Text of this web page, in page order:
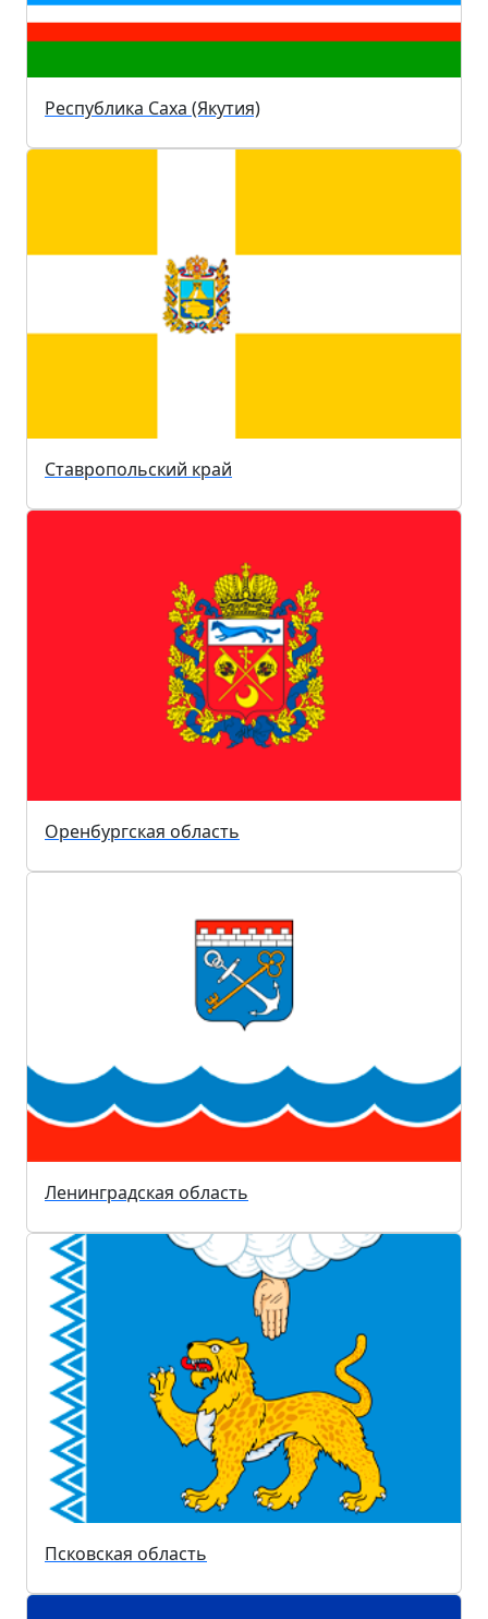
Республика Саха (Якутия)
Ставропольский край
Оренбургская область
Ленинградская область
Псковская область